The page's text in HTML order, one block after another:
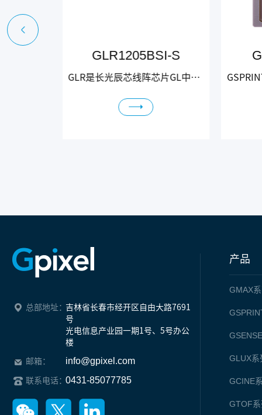
GLR1205BSI-S
GLR是长光辰芯线阵芯片GL中的全新子系列，是基于长方形像素尺寸设计的线阵图像传感器。GLR1205BSI-S像素尺寸为12.5 μm (H) x 250 μm (V)，分辨率512 (H) x 1 (V)。具备高满阱、高灵敏度、高量子效率、小尺寸等特点。凭借先进的背照式工艺，GLR1205BSI-S在650 nm 波长下可提供近50%的量子效率，以及95%的峰值量子效率，为点激光位移传感器提供了理想的解决方案。凭借250 μm (V) 的大像素尺寸，不仅为芯片提供了高达2800 ke⁻ 的满阱容量和71.1 dB 的最大信噪比，也提升了芯片感光灵敏度，以及便于用户在设备装调时进行光斑对准。得益于创新的像素设计，GLR1205BSI-S具备仅2.5 μs电荷转移时间，用户无需担心lag性能。芯片采用模拟信号输出，用户可以基于MCU模块进行图像数据处理。芯片封装采用紧凑的CSP形式，封装尺寸仅为 7.39 mm x 1.15 mm，相较于市面同类型产品尺寸更小。
总部地址：吉林省长春市经开区自由大路7691
号
光电信息产业园一期1号、5号办公
楼
邮箱： info@gpixel.com
联系电话：0431-85077785
产品
GMAX
GLUX系
GCINE
GTOF